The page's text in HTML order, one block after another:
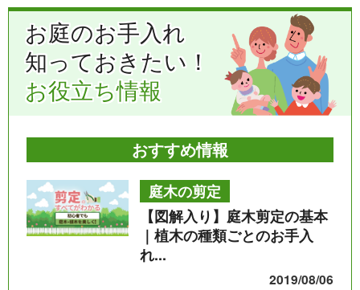
お庭のお手入れ
知っておきたい！
お役立ち情報
おすすめ情報
庭木の剪定
【図解入り】庭木剪定の基本
｜植木の種類ごとのお手入
れ...
2019/08/06